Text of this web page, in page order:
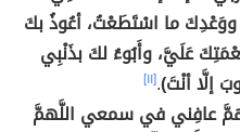
ووَعْدِكَ ما اسْتَطَعْتُ، أعُوذُ بكَ
عَلَيَّ، وأَبُوءُ لكَ بذَنْبِي
إلَّا أنْتَ).[١١]
عافِني في سمعي اللَّهمَّ